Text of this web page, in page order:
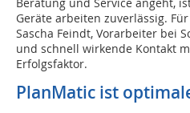
Geräte arbeiten zuverlässig.
Sascha Feindt, Vorarbeiter bei
und schnell wirkende Kontakt
Erfolgsfaktor.
PlanMatic ist